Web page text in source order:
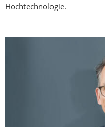
Hochtechnologie.